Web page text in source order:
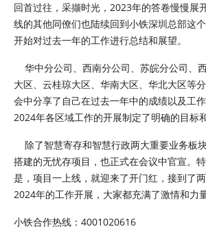
回首过往，采撷时光，2023年的答卷慢慢展
线的其他同僚们也陆续回到小铁深圳总部这
开始对过去一年的工作进行总结和展望。
华中分公司、西南分公司、苏皖分公司、
大区、云桂琼大区、华南大区、华北大区等
会中分享了自己在过去一年中的成绩以及工
2024年各区域工作的开展制定了明确的目标和
除了智慧寄存和智慧行政两大重要业务板
搭建的无忧存项目，也正式在会议中官宣。
是，项目一上线，就迎来了开门红，接到了
2024年的工作开展，大家都充满了激情和力量
小铁合作热线：4001020616